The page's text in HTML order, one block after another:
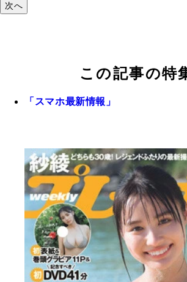
次へ
この記事の特
「スマホ最新情報」